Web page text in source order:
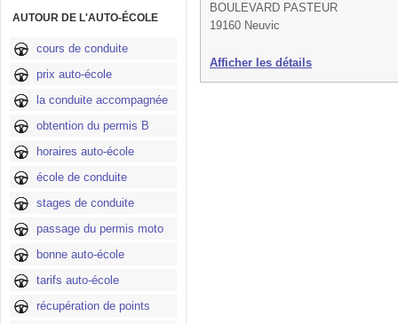
AUTOUR DE L'AUTO-ÉCOLE
cours de conduite
prix auto-école
la conduite accompagnée
obtention du permis B
horaires auto-école
école de conduite
stages de conduite
passage du permis moto
bonne auto-école
tarifs auto-école
récupération de points
BOULEVARD PASTEUR
19160 Neuvic
Afficher les détails